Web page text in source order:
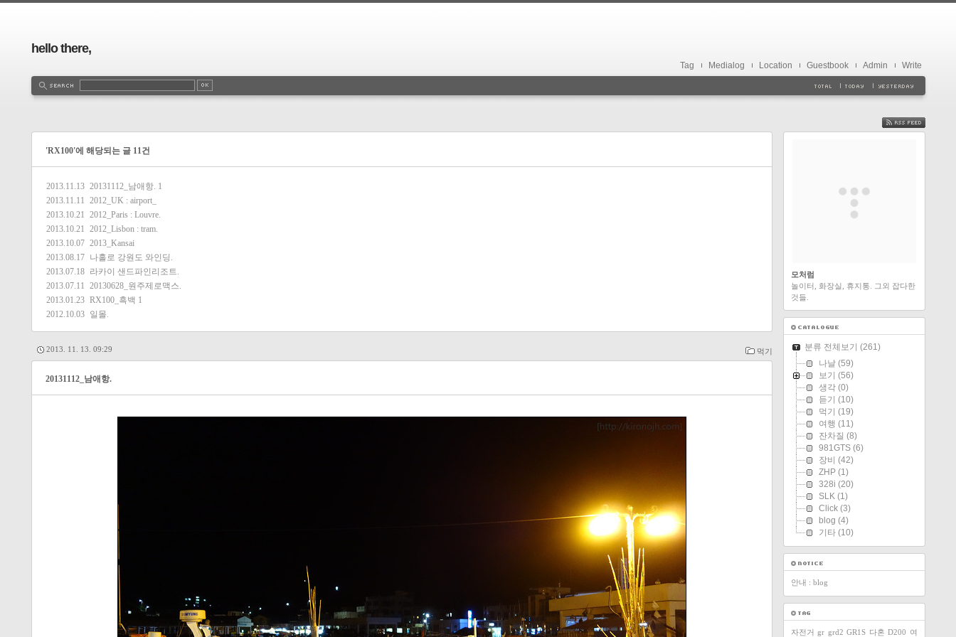
hello there,
Tag Medialog Location Guestbook Admin Write
'RX100'에 해당되는 글 11건
2013.11.13 20131112_남애항. 1
2013.11.11 2012_UK : airport_
2013.10.21 2012_Paris : Louvre.
2013.10.21 2012_Lisbon : tram.
2013.10.07 2013_Kansai
2013.08.17
나홀로 강원도 와인딩.
2013.07.18
라카이 샌드파인리조트.
2013.07.11 20130628_원주제로맥스.
2013.01.23 RX100_흑백 1
2012.10.03
일몰.
먹기
2013. 11. 13. 09:29
20131112_남애항.
FEED
모처럼
놀이터, 화장실, 휴지통. 그외 잡다한
것들.
분류 전체보기 (261)
나날(59)
보기 (56)
생각(0)
듣기 (10)
먹기 (19)
여행 (11)
잔차질 (8)
981GTS(6)
장비 (42)
ZHP(1)
328i (20)
SLK(1)
Click(3)
blog (4)
기타(10)
안내 : blog
자전거 gr grd2 GR1S 다혼 D200 여